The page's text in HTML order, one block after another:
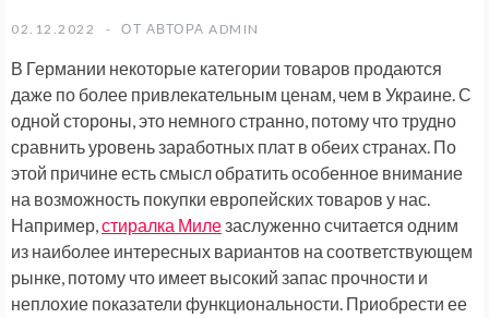
02.12.2022 ОТ АВТОРА ADMIN
В Германии некоторые категории товаров продаются
даже по более привлекательным ценам, чем в Украине. С
одной стороны, это немного странно, потому что трудно
сравнить уровень заработных плат в обеих странах. По
этой причине есть смысл обратить особенное внимание
на возможность покупки европейских товаров у нас.
Например,стиралка Милезаслуженно считается одним
из наиболее интересных вариантов на соответствующем
рынке, потому что имеет высокий запас прочности и
неплохие показатели функциональности. Приобрести ее